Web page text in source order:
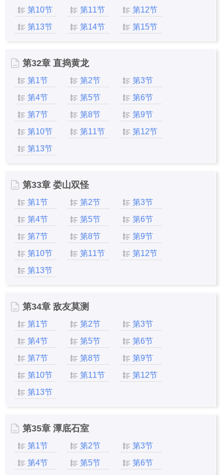
第10节 第11节
第12节
第13节
第14节 第15节
第32章 直捣黄龙
第1节 第2节
第3节
第4节
第5节
第6节
第7节
第8节
第9节
第10节
第11节
第12节
第13节
第33章 娄山双怪
第1节 第2节
第3节
第4节
第5节
第6节
第7节
第8节
第9节
第10节
第11节
第12节
第13节
第34章 敌友莫测
第1节 第2节
第3节
第4节
第5节
第6节
第7节
第8节
第9节
第10节
第11节
第12节
第13节
第35章 潭底石室
第1节 第2节
第3节
第4节
第5节
第6节